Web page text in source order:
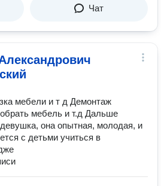
Чат
мебели и т д Демонтаж
мебель и т.д Дальше
она опытная, молодая, и
с детьми учиться в